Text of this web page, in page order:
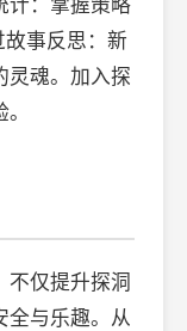
计：掌握策略
事反思：新
灵魂。加入探
不仅提升探洞
全与乐趣。从